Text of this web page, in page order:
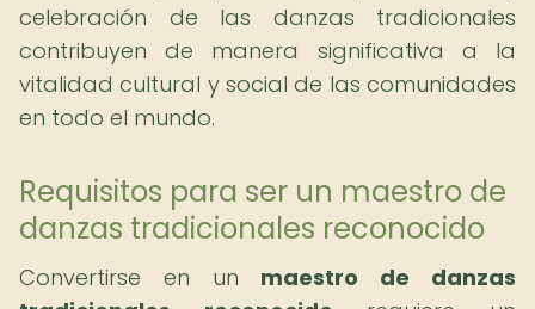
celebración de las danzas tradicionales
contribuyen de manera significativa a la
vitalidad cultural y social de las comunidades
en todo el mundo.
Requisitos para ser un maestro de
danzas tradicionales reconocido
Convertirse en un maestro de danzas